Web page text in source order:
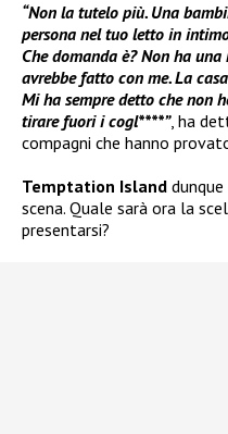
“Non la tutelo più. Una
persona nel tuo letto in
Che domanda è? Non ha
avrebbe fatto con me. La
Mi ha sempre detto che non
tirare fuori i cogl****”, ha
compagni che hanno
Temptation Island
scena. Quale sarà ora la
presentarsi?